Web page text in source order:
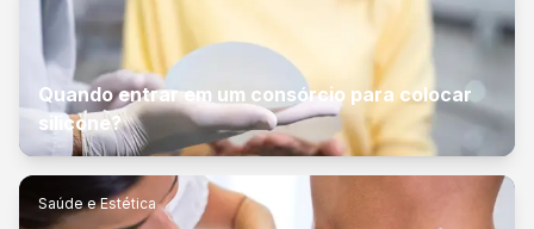
Quando entrar em um consórcio para colocar
silicone?
Saúde e Estética